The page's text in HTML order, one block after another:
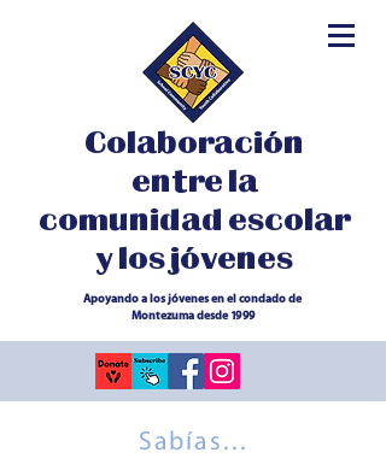
Colaboración
entre la
comunidad escolar
y los jóvenes
Apoyando a los jóvenes en el condado de
Montezuma desde 1999
Sabías...